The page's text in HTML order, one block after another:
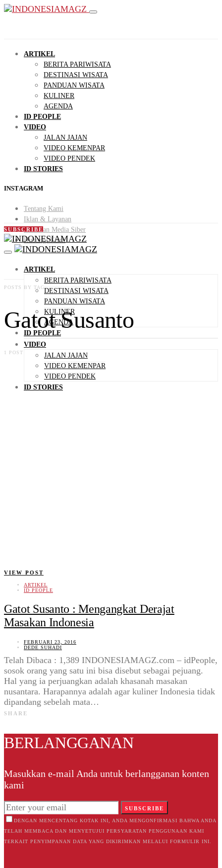
ARTIKEL
BERITA PARIWISATA
DESTINASI WISATA
PANDUAN WISATA
KULINER
AGENDA
ID PEOPLE
VIDEO
JALAN JAJAN
VIDEO KEMENPAR
VIDEO PENDEK
ID STORIES
INSTAGRAM
Tentang Kami
Iklan & Layanan
Pedoman Media Siber
Hubungi Kami
SUBSCRIBE
ARTIKEL
BERITA PARIWISATA
DESTINASI WISATA
PANDUAN WISATA
KULINER
AGENDA
ID PEOPLE
VIDEO
JALAN JAJAN
VIDEO KEMENPAR
VIDEO PENDEK
ID STORIES
POSTS BY TAG
Gatot Susanto
1 POST
VIEW POST
ARTIKEL
ID PEOPLE
Gatot Susanto : Mengangkat Derajat
Masakan Indonesia
FEBRUARI 23, 2016
DEDE SUHADI
Telah Dibaca : 1,389 INDONESIAMAGZ.com – idPeople,
sosok orang yang satu ini bisa disebut sebagai pejuang.
Hal yang ia perjuangkan adalah khasanah masakan
nusantara. Harapannya adalah agar kuliner Indonesia tidak
dipandang sebelah mata…
SHARE
BERLANGGANAN
Masukkan e-mail Anda untuk berlangganan konten
kami
SUBSCRIBE
DENGAN MENCENTANG KOTAK INI, ANDA MENGONFIRMASI BAHWA ANDA
TELAH MEMBACA DAN MENYETUJUI PERSYARATAN PENGGUNAAN KAMI
TERKAIT PENYIMPANAN DATA YANG DIKIRIMKAN MELALUI FORMULIR INI.